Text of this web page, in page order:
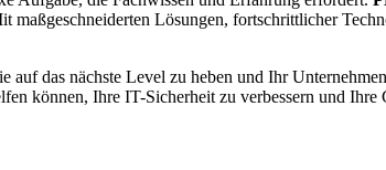
Lösungen, fortschrittlicher
auf das nächste Level zu heben und Ihr
können, Ihre IT-Sicherheit zu verbessern und Ihre